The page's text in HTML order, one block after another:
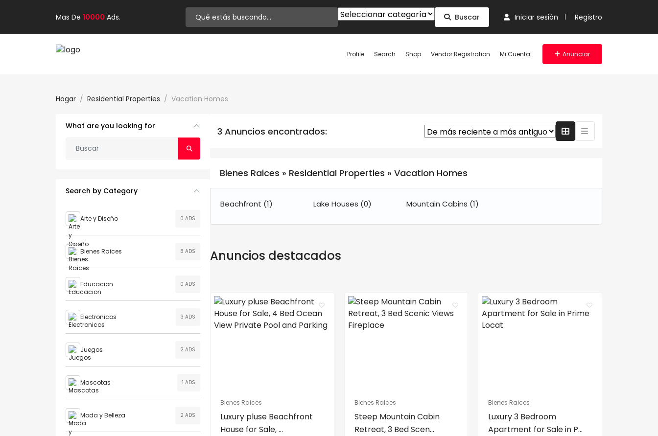
Mas De 10000 Ads. Buscar Iniciar sesión Registro
Profile Search Shop Vendor Registration Mi Cuenta Anunciar
Hogar Residential Properties Vacation Homes
What are you looking for
Search by Category
Arte y Diseño 0 ADS
Bienes Raices 8 ADS
Educacion 0 ADS
Electronicos 3 ADS
Juegos 2 ADS
Mascotas 1 ADS
Moda y Belleza 2 ADS
3 Anuncios encontrados:
Bienes Raices » Residential Properties » Vacation Homes
Beachfront (1) Lake Houses (0) Mountain Cabins (1)
Anuncios destacados
Bienes Raices
Luxury pluse Beachfront
House for Sale, ...
Bienes Raices
Steep Mountain Cabin
Retreat, 3 Bed Scen...
Bienes Raices
Luxury 3 Bedroom
Apartment for Sale in P...